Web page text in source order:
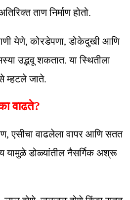
ताण निर्माण होतो.
येणे, कोरडेपणा, डोकेदुखी आणि
उद्भवू शकतात. या स्थितीला
म्हटले जाते.
वाढते?
एसीचा वाढलेला वापर आणि सतत
यामुळे डोळ्यांतील नैसर्गिक अश्रू